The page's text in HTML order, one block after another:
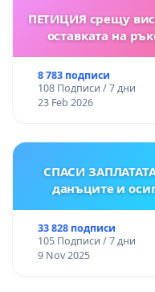
ПЕТИЦИЯ срещу високите цени на тока - искаме
оставката на
8 783 подписи
108 Подписи / 7 дни
23 Feb 2026
СПАСИ
данъците и
33 828 подписи
105 Подписи / 7 дни
9 Nov 2025